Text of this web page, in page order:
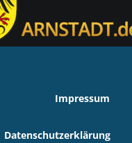
Impressum
Datenschutzerklärung